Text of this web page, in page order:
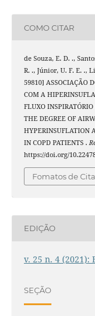
COMO CITAR
de Souza, E. D. .,
R. ., Júnior, U. F. E. .,
59810] ASSOCIAÇÃO
COM A
FLUXO
THE DEGREE OF
HYPERINSUFLATION
IN COPD PATIENTS .
https://doi.org/
Fomatos de
EDIÇÃO
v. 25 n. 4 (2021):
SEÇÃO